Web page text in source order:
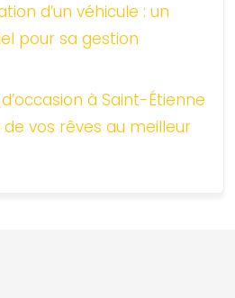
d’un véhicule : un
pour sa gestion
à Saint-Étienne
vos rêves au meilleur